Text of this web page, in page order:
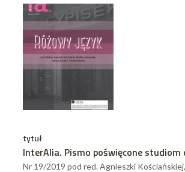
tytuł
InterAlia. Pismo poświęcone studiom
Nr 19/2019 pod red. Agnieszki